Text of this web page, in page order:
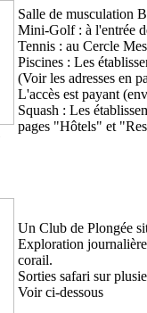
Salle de musculation
Mini-Golf : à l'entrée
Tennis : au Cercle
Piscines : Les
(Voir les adresses en
L'accès est payant
Squash : Les
pages "Hôtels" et
Un Club de Plongée
Exploration journalière
corail.
Sorties safari sur
Voir ci-dessous